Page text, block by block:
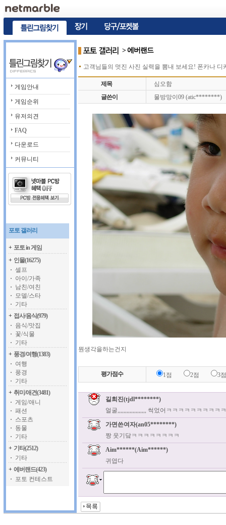
게임안내
게임순위
유저의견
FAQ
다운로드
커뮤니티
포토 갤러리
+ 포토 in 게임
+ 인물(16275)
셀프
아이/가족
남친/여친
모델/스타
기타
+ 접사/음식(979)
음식/맛집
꽃/식물
기타
+ 풍경/여행(1383)
여행
풍경
기타
+ 취미/애견(3481)
게임/애니
패션
스포츠
동물
기타
+ 기타(2512)
기타
+ 에버랜드(423)
포토 컨테스트
> 에버랜드
고객님들의 멋진 사진 실력을 뽐내 보세요! 폰카나
제목
심오함
글쓴이
물방망이09 (atic********)
뭔생각을하는건지
평가점수 1점 2점 3
길희진(tjdl********)
얼굴,,,,,,,,,,,,,,,,,,, 썩었어ㅋㅋㅋㅋㅋㅋㅋㅋㅋ
가면쓴여자(an05********)
짱 웃기닼ㅋㅋㅋㅋㅋㅋㅋㅋ
Aim******(Aim******)
귀엽다